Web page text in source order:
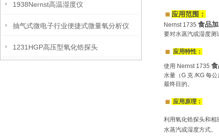
1938Nernst高温湿度仪
抽气式微电子行业便捷式微量氧分析仪
1231HGP高压型氧化锆探头
应用范围：
Nernst 1735 食品
要对水蒸汽或湿度测
应用特性：
使用 Nernst 1735
水量（G 克 /KG 每
最终目的。
应用原理：
利用氧化锆探头和
水蒸汽或湿度方式。